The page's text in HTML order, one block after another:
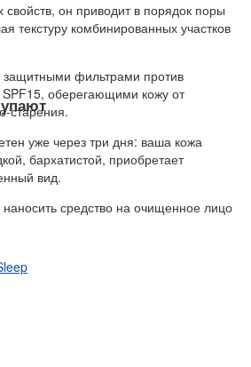
свойств, он приводит в порядок поры
текстуру комбинированных участков
фильтрами против
SPF15, оберегающими кожу от
старения.
уже через три дня: ваша кожа
бархатистой, приобретает
вид.
наносить средство на очищенное лицо